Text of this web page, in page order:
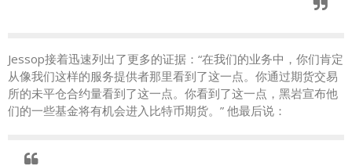
Jessop接着迅速列出了更多的证据：“在我们的业务中，你们肯定
从像我们这样的服务提供者那里看到了这一点。你通过期货交易
所的未平仓合约量看到了这一点。你看到了这一点，黑岩宣布他
们的一些基金将有机会进入比特币期货。” 他最后说：